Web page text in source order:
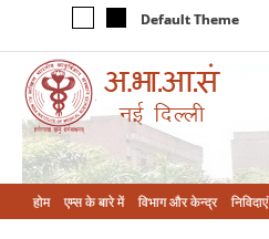
Default Theme
होम एम्‍स के बारे में विभाग और केन्‍द्र निविदाएं